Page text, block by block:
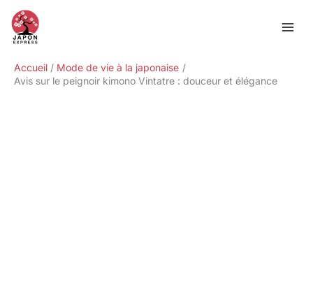
contenu
Accueil
Mode de vie à la japonaise
Avis sur le peignoir kimono Vintatre : douceur et élégance
Rechercher